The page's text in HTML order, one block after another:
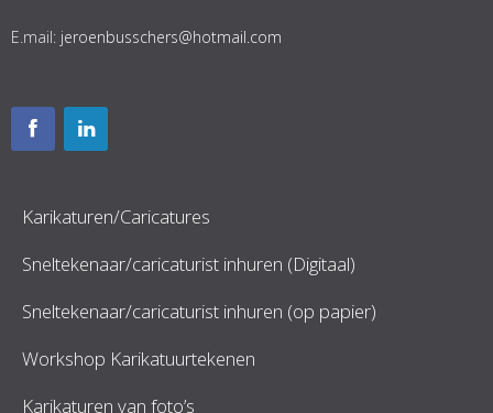
E.mail: jeroenbusschers@hotmail.com
Karikaturen/Caricatures
Sneltekenaar/caricaturist inhuren (Digitaal)
Sneltekenaar/caricaturist inhuren (op papier)
Workshop Karikatuurtekenen
Karikaturen van foto’s